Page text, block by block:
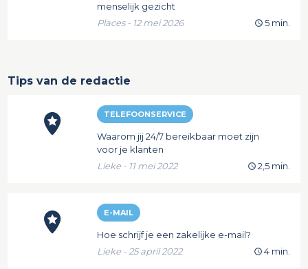
menselijk gezicht
Places - 12 mei 2026
5 min.
Tips van de redactie
TELEFOONSERVICE
Waarom jij 24/7 bereikbaar moet zijn
voor je klanten
Lieke - 11 mei 2022
2,5 min.
E-MAIL
Hoe schrijf je een zakelijke e-mail?
Lieke - 25 april 2022
4 min.